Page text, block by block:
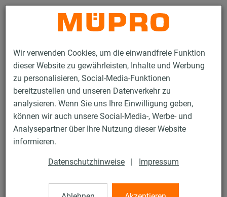
Wir verwenden Cookies, um die einwandfreie Funktion
dieser Website zu gewährleisten, Inhalte und Werbung
zu personalisieren, Social-Media-Funktionen
bereitzustellen und unseren Datenverkehr zu
analysieren. Wenn Sie uns Ihre Einwilligung geben,
können wir auch unsere Social-Media-, Werbe- und
Analysepartner über Ihre Nutzung dieser Website
informieren.
Datenschutzhinweise | Impressum
Kontakt
Produkte Befestigungstechnik
Rohrschellen
ISO-Schalen RTN+ Typ 2 und 4
ISO-Schalen RTN+ Typ 2 und 4